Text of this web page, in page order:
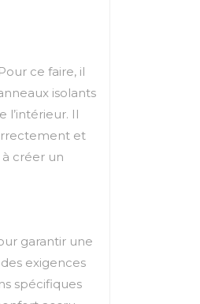
ce faire, il
isolants
l’intérieur. Il
et
créer un
garantir une
exigences
spécifiques